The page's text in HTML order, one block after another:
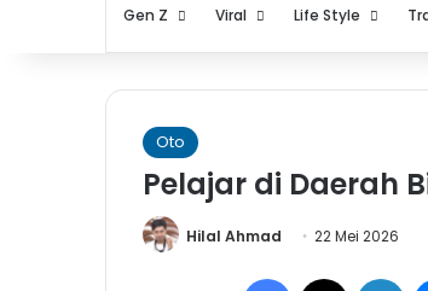
Gen Z Viral Life Style
Oto
Pelajar di Daerah
Hilal Ahmad 22 Mei 2026
Facebook